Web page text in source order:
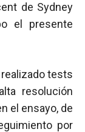
de Sydney
el presente
tests
resolución
el ensayo, de
por